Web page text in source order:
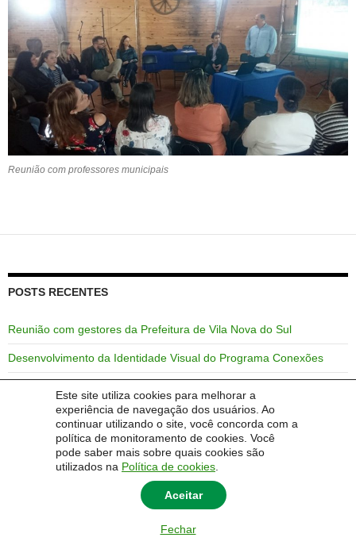
Este site utiliza cookies para melhorar a
experiência de navegação dos usuários. Ao
continuar utilizando o site, você concorda com a
política de monitoramento de cookies. Você
pode saber mais sobre quais cookies são
utilizados na Política de cookies
Aceitar
Fechar
Reunião com professores municipais
POSTS RECENTES
Reunião com gestores da Prefeitura de Vila Nova do Sul
Desenvolvimento da Identidade Visual do Programa Conexões
Reunião em Santana da Boa Vista para tratar da Formação
Continuada
Primeira reunião de trabalho com os Municípios abrangentes
© 2014 Universidade Federal do Pampa - UNIPAMPA